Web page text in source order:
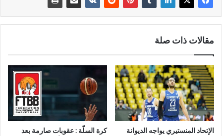
مقالات ذات صلة
الإتحاد المنستيري يواجه الديوانة
كرة السلّة : عقوبات صارمة بعد